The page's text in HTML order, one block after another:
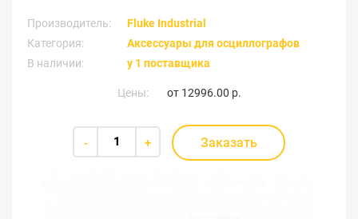
Производитель:
Fluke Industrial
Категория:
Аксессуары для осциллографов
В наличии:
у 1 поставщика
Цены: от 12996.00 р.
- + Заказать